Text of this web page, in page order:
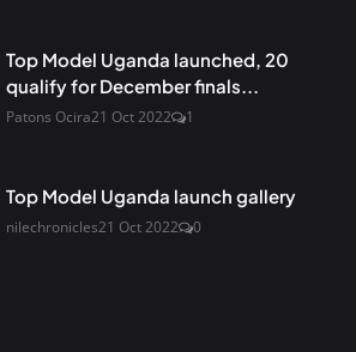
Top Model Uganda launched, 20
qualify for December finals...
Patons Ocira21 Oct 2022 1
Top Model Uganda launch gallery
nilechronicles21 Oct 2022 0